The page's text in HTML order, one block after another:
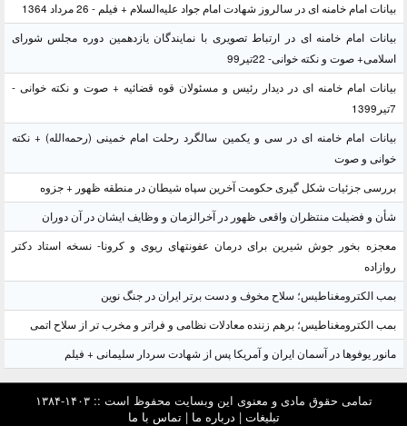
بیانات امام خامنه ای در سالروز شهادت امام جواد علیه‌السلام + فیلم - 26 مرداد 1364
بیانات امام خامنه ای در ارتباط تصویری با نمایندگان یازدهمین دوره مجلس شورای
اسلامی+ صوت و نکته خوانی- 22تیر99
بیانات امام خامنه ای در دیدار رئیس و مسئولان قوه قضائیه + صوت و نکته خوانی -
7تیر1399
بیانات امام خامنه ای در سی و یکمین سالگرد رحلت امام خمینی (رحمه‌الله) + نکته
خوانی و صوت
بررسی جزئیات شکل گیری حکومت آخرین سپاه شیطان در منطقه ظهور + جزوه
شأن و فضیلت منتظران واقعی ظهور در آخرالزمان و وظایف ایشان در آن دوران
معجزه بخور جوش شیرین برای درمان عفونتهای ریوی و کرونا- نسخه استاد دکتر
روازاده
بمب الکترومغناطیس؛ سلاح مخوف و دست برتر ایران در جنگ نوین
بمب الکترومغناطیس؛ برهم زننده معادلات نظامی و فراتر و مخرب تر از سلاح اتمی
مانور یوفوها در آسمان ایران و آمریکا پس از شهادت سردار سلیمانی + فیلم
تمامی حقوق مادی و معنوی این وبسایت محفوظ است :: ۱۴۰۳-۱۳۸۴
تبلیغات | درباره ما |تماس با ما